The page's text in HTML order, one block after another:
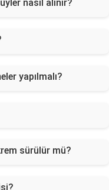
nasıl alınır?
yapılmalı?
sürülür mü?